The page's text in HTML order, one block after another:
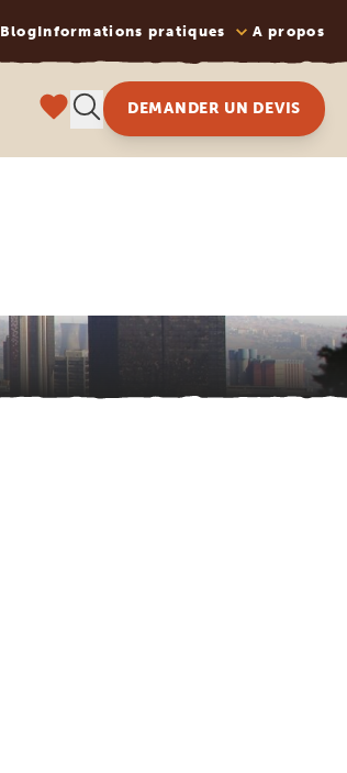
BlogInformations pratiques A propos
DEMANDER UN DEVIS